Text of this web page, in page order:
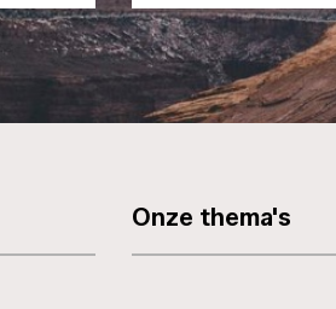
Onze thema's